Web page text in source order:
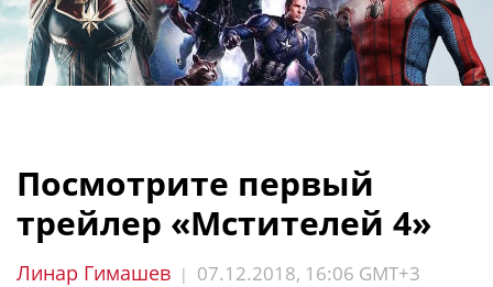
Посмотрите первый
трейлер «Мстителей 4»
Линар Гимашев | 07.12.2018, 16:06 GMT+3